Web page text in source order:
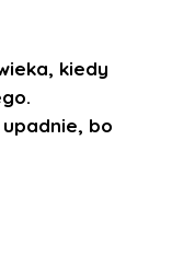
kiedy
upadnie, bo